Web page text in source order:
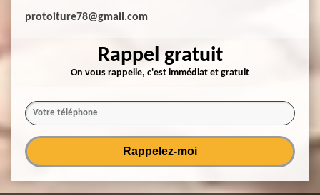
protoiture78@gmail.com
Rappel gratuit
On vous rappelle, c'est immédiat et gratuit